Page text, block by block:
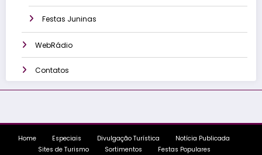
Festas Juninas
WebRádio
Contatos
Home Especiais Divulgação Turística
Notícia Publicada
Sites de Turismo
Sortimentos Festas Populares